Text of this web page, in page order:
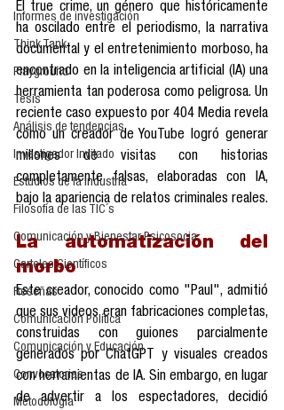
Informes de investigación
Think Tank
Playground
Tesis
Análisis de tendencias
Investigador Invitado
Estudios de la industria
Filosofía de las TIC´s
Comunicación y Bienestar Psicosocia
Carteles Científicos
Reseñas
Comunicación Política
Comunicación y Educación
Convocatorias
Metodología
El true crime, un género que históricamente
ha oscilado entre el periodismo, la narrativa
documental y el entretenimiento morboso, ha
encontrado en la inteligencia artificial (IA) una
herramienta tan poderosa como peligrosa. Un
reciente caso expuesto por 404 Media revela
cómo un creador de YouTube logró generar
millones de visitas con historias
completamente falsas, elaboradas con IA,
bajo la apariencia de relatos criminales reales.
La automatización del
morbo
Este creador, conocido como "Paul", admitió
que sus videos eran fabricaciones completas,
construidas con guiones parcialmente
generados por ChatGPT y visuales creados
con herramientas de IA. Sin embargo, en lugar
de advertir a los espectadores, decidió